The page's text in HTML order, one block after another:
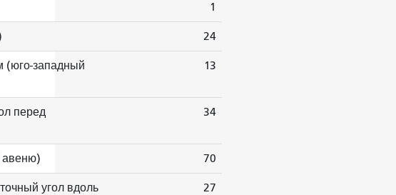
1
24
(юго-западный
13
перед
34
авеню) 70
угол вдоль
27